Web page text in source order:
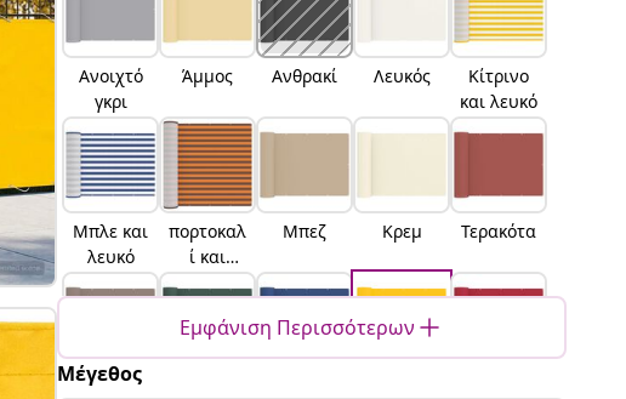
Ανοιχτό
γκρι
Άμμος Ανθρακί Λευκός
Κίτρινο
και λευκό
Μπλε και
λευκό
πορτοκαλ
ί και
καφέ
Μπεζ Κρεμ Τερακότα
Taupe
Εμφάνιση Περισσότερων
Μέγεθος